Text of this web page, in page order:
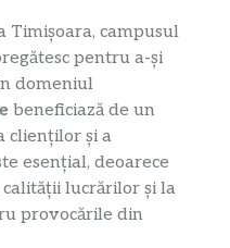
Timișoara, campusul
pentru a-și
domeniul
beneficiază de un
clienților și a
esențial, deoarece
lucrărilor și la
provocările din